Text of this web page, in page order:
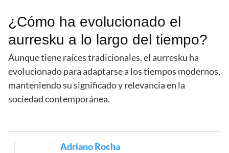
¿Cómo ha evolucionado el
aurresku a lo largo del tiempo?
Aunque tiene raíces tradicionales, el aurresku ha
evolucionado para adaptarse a los tiempos modernos,
manteniendo su significado y relevancia en la
sociedad contemporánea.
Adriano Rocha